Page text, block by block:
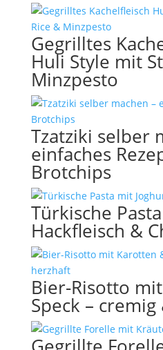
Gegrilltes
Huli Style mit
Minzpesto
Tzatziki selber
einfaches
Brotchips
Türkische
Hackfleisch &
Bier-Risotto
Speck –